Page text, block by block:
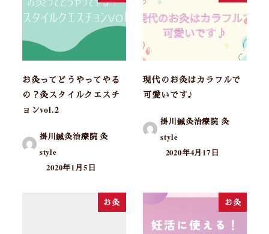
お灸ってどうやってやる
の？灸スタイルクエスチ
ョンvol.2
掛川鍼灸治療院 灸
style
2020年1月5日
現代のお灸はカラフルで
可愛いです♪
掛川鍼灸治療院 灸
style
2020年4月17日
お灸 お灸